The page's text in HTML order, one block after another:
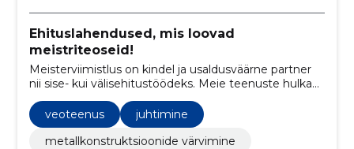
Ehituslahendused, mis loovad
meistriteoseid!
Meisterviimistlus on kindel ja usaldusväärne partner
nii sise- kui välisehitustöödeks. Meie teenuste hulka
kuuluvad vundamendi- ja müüritööd,
siseviimistlustööd ja parketipaigaldus. Meie
professionaalne tiim tagab tipptasemel töö ja
klientide rahulolu.
veoteenus
juhtimine
metallkonstruktsioonide värvimine